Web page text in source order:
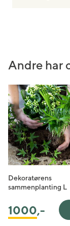
Andre har
Dekoratørens
sammenplanting L
1000,-